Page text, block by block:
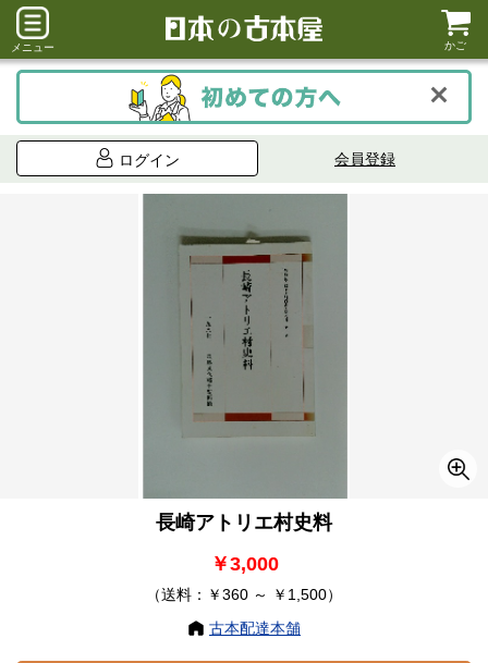
メニュー かご
ログイン 会員登録
長崎アトリエ村史料
￥3,000
（送料：￥360 ～ ￥1,500）
古本配達本舗